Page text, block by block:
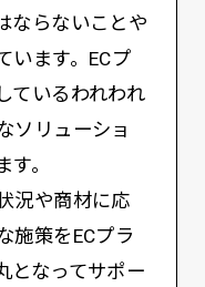
ならないことや
います。ECプ
ているわれわれ
ソリューショ
。
況や商材に応
施策をECプラ
となってサポー